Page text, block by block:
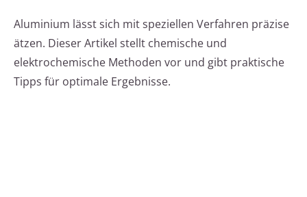
Aluminium lässt sich mit speziellen Verfahren präzise
ätzen. Dieser Artikel stellt chemische und
elektrochemische Methoden vor und gibt praktische
Tipps für optimale Ergebnisse.